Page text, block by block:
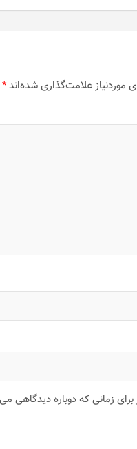
علامت‌گذاری شده‌اند*
زمانی که دوباره دیدگاهی